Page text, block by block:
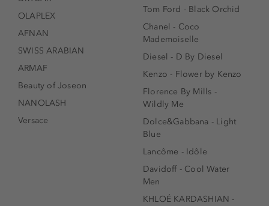
OLAPLEX
AFNAN
SWISS ARABIAN
ARMAF
Beauty of Joseon
NANOLASH
Versace
Tom Ford - Black Orchid
Chanel - Coco
Mademoiselle
Diesel - D By Diesel
Kenzo - Flower by Kenzo
Florence By Mills -
Wildly Me
Dolce&Gabbana - Light
Blue
Lancôme - Idôle
Davidoff - Cool Water
Men
KHLOÉ KARDASHIAN -